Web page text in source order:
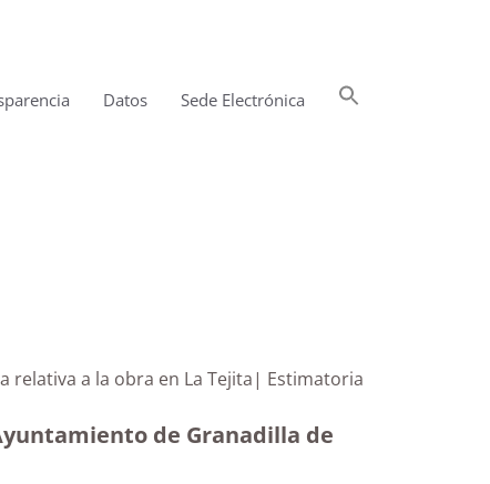
Datos Sede Electrónica
relativa a la obra en La Tejita| Estimatoria
de Granadilla de